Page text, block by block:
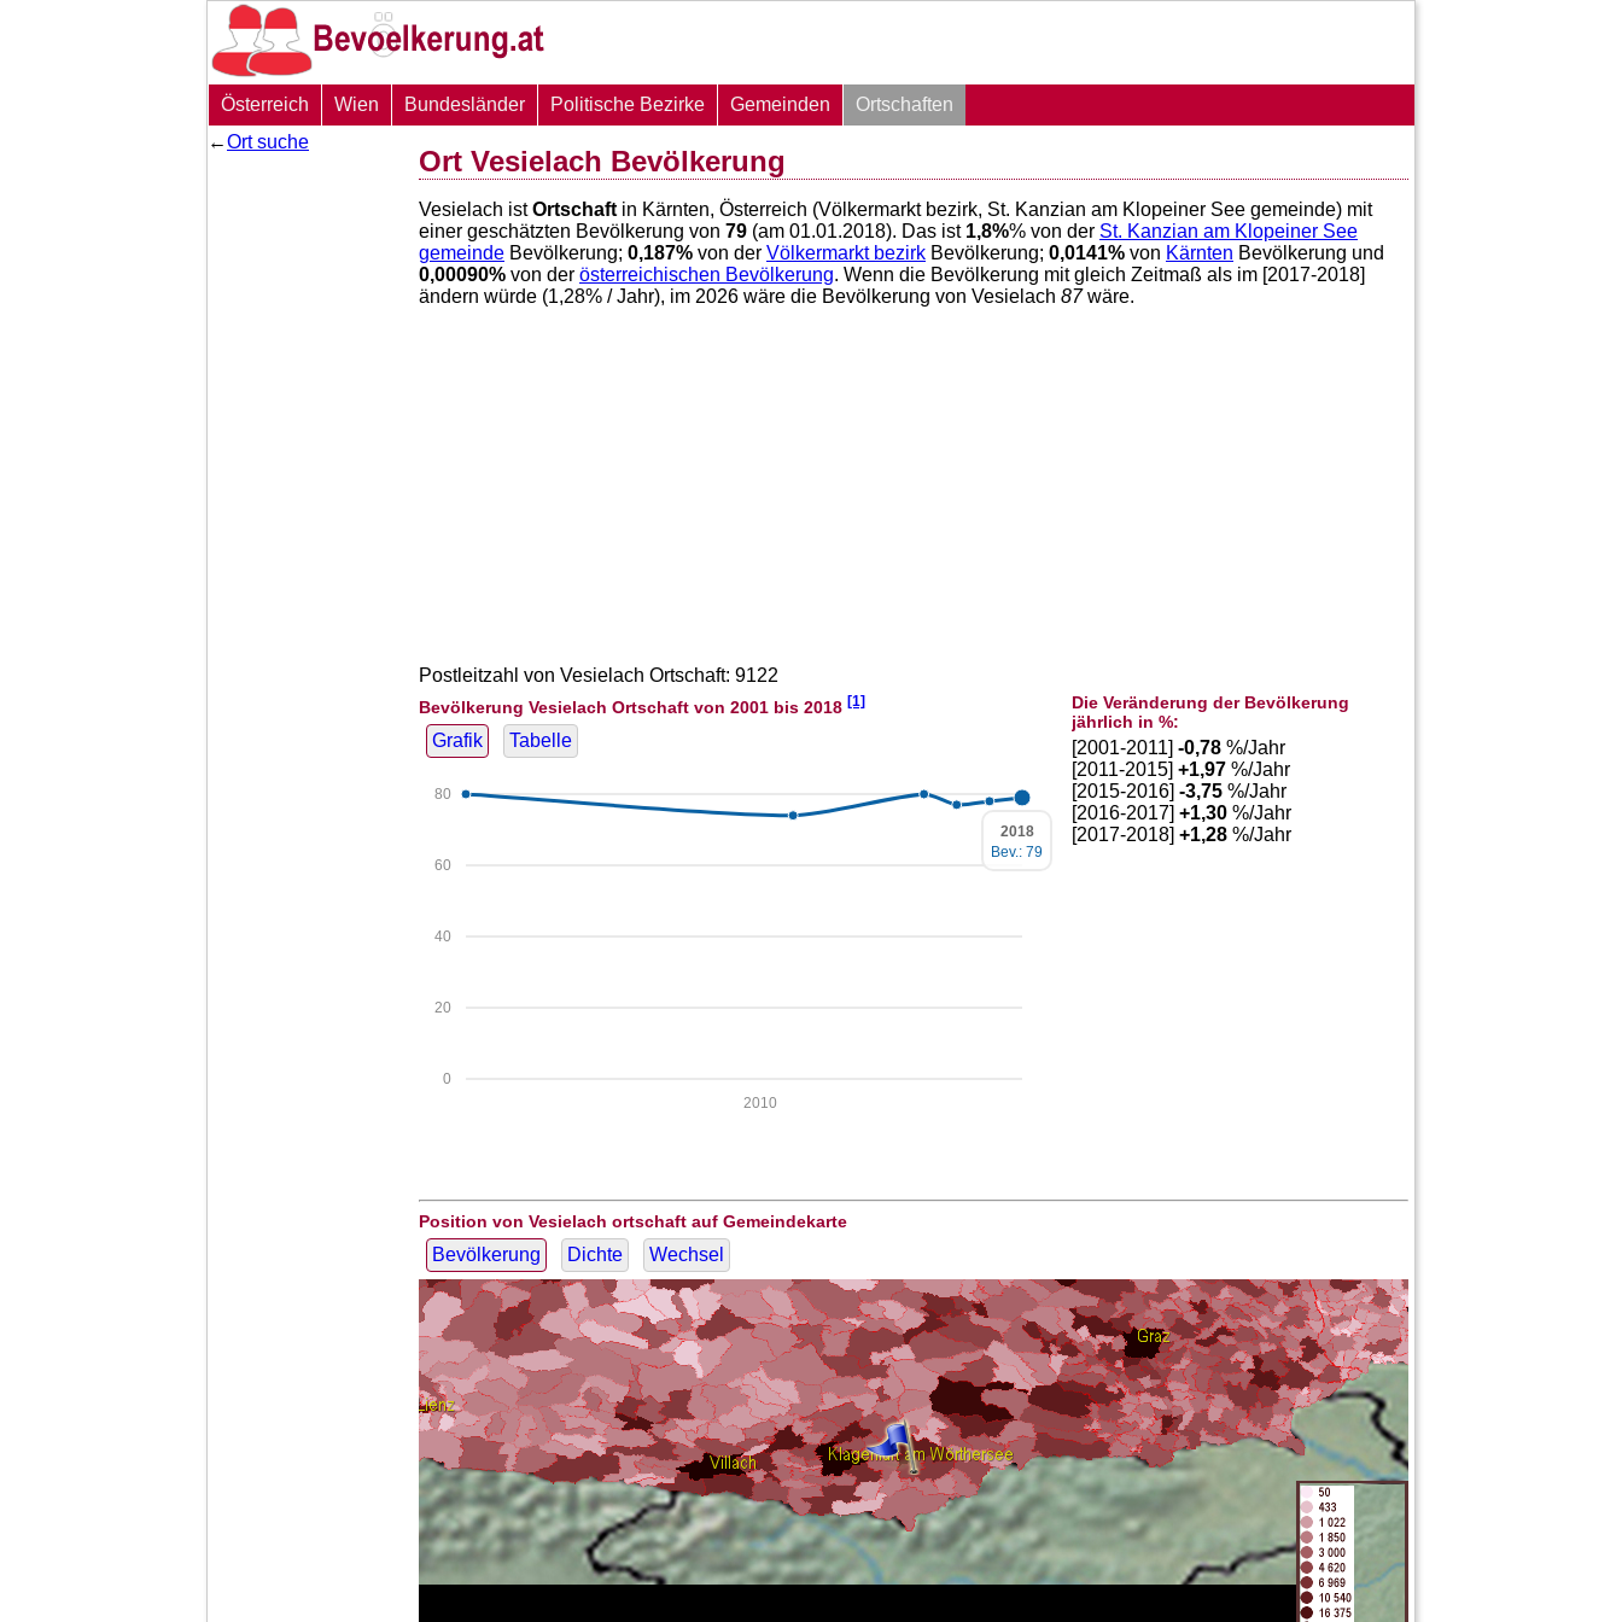
Österreich Wien Bundesländer Politische Bezirke Gemeinden
Ortschaften
←Ort suche
Ort Vesielach Bevölkerung
Vesielach istOrtschaft in Kärnten, Österreich (Völkermarkt bezirk, St. Kanzian am Klopeiner See gemeinde) mit
einer geschätzten Bevölkerung von 79 (am 01.01.2018). Das ist 1,8%% von der St. Kanzian am Klopeiner See
gemeinde Bevölkerung; 0,187% von der Völkermarkt bezirk Bevölkerung; 0,0141% von Kärnten Bevölkerung und
0,00090% von der österreichischen Bevölkerung. Wenn die Bevölkerung mit gleich Zeitmaß als im [2017-2018]
ändern würde (1,28% / Jahr), im 2026 wäre die Bevölkerung von Vesielach 87wäre.
Postleitzahl von Vesielach Ortschaft: 9122
Bevölkerung Vesielach Ortschaft von 2001 bis 2018 [1]
Grafik Tabelle
0
20
40
60
80
2010
2018
Bev.: 79
Die Veränderung der Bevölkerung
jährlich in %:
[2001-2011]-0,78 %/Jahr
[2011-2015]+1,97 %/Jahr
[2015-2016]-3,75 %/Jahr
[2016-2017]+1,30 %/Jahr
[2017-2018]+1,28 %/Jahr
Position von Vesielach ortschaft auf Gemeindekarte
Bevölkerung Dichte Wechsel